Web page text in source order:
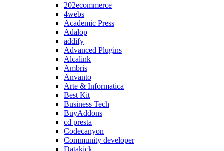
202ecommerce
4webs
Academic Press
Adalop
addify
Advanced Plugins
Alcalink
Ambris
Anvanto
Arte & Informatica
Best Kit
Business Tech
BuyAddons
cd presta
Codecanyon
Community developer
Datakick